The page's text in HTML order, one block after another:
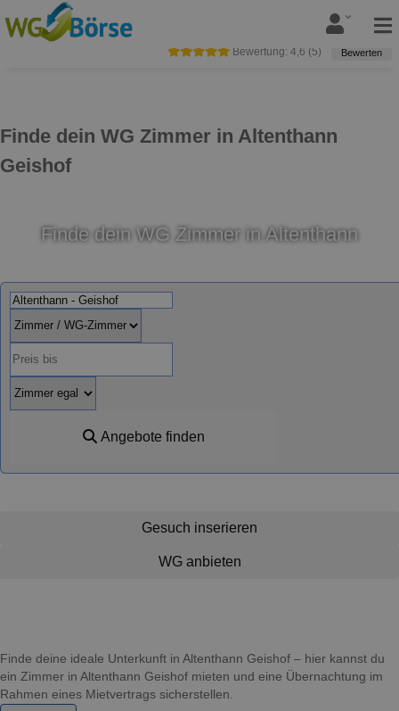
Finde dein WG Zimmer in Altenthann
Geishof
Bewertung: 4,6 (5) Bewerten
Finde dein WG Zimmer in Altenthann
Angebote finden
Gesuch inserieren
WG anbieten
Finde deine ideale Unterkunft in Altenthann Geishof – hier kannst du
ein Zimmer in Altenthann Geishof mieten und eine Übernachtung im
Rahmen eines Mietvertrags sicherstellen.